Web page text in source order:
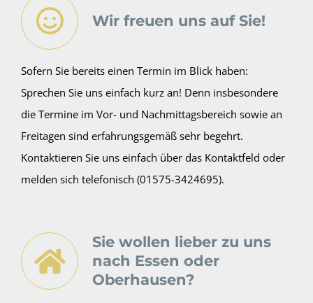
Wir freuen uns auf Sie!
Sofern Sie bereits einen Termin im Blick haben:
Sprechen Sie uns einfach kurz an! Denn insbesondere
die Termine im Vor- und Nachmittagsbereich sowie an
Freitagen sind erfahrungsgemäß sehr begehrt.
Kontaktieren Sie uns einfach über das Kontaktfeld oder
melden sich telefonisch (01575-3424695).
Sie wollen lieber zu uns
nach Essen oder
Oberhausen?